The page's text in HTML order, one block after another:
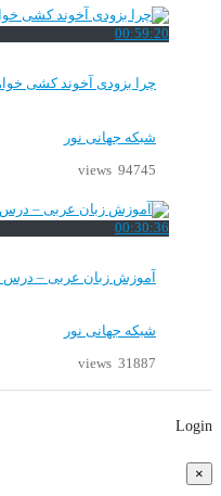
00:59:20
چرا بزودی آخوند کشی
شبکه جهانی نور
94745 views
00:30:36
آموزش زبان عربی – درس
شبکه جهانی نور
31887 views
Login
×